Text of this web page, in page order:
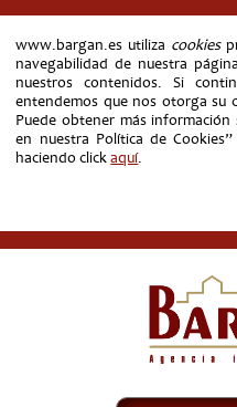
www.bargan.es utiliza cookies
navegabilidad de nuestra
nuestros contenidos. Si
entendemos que nos otorga su
Puede obtener más
en nuestra Política de
haciendo clickaquí.